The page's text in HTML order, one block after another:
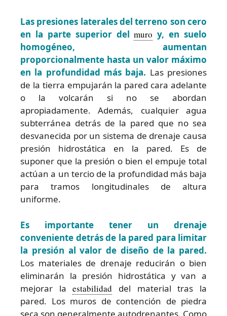
Las presiones laterales del terreno son cero
en la parte superior delmuro y, en suelo
homogéneo, aumentan
proporcionalmente hasta un valor máximo
en la profundidad más baja. Las presiones
de la tierra empujarán la pared cara adelante
o la volcarán si no se abordan
apropiadamente. Además, cualquier agua
subterránea detrás de la pared que no sea
desvanecida por un sistema de drenaje causa
presión hidrostática en la pared. Es de
suponer que la presión o bien el empuje total
actúan a un tercio de la profundidad más baja
para tramos longitudinales de altura
uniforme.
Es importante tener un drenaje
conveniente detrás de la pared para limitar
la presión al valor de diseño de la pared.
Los materiales de drenaje reducirán o bien
eliminarán la presión hidrostática y van a
mejorar laestabilidad del material tras la
pared. Los muros de contención de piedra
seca son generalmente autodrenantes. Como